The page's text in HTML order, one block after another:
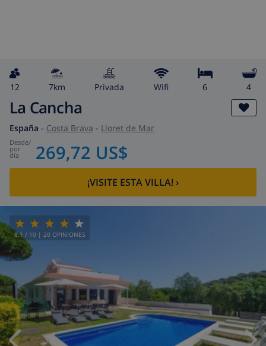
12 7km privada wifi 6 4
La Cancha
España - Costa Brava - Lloret de Mar
desde/
por
día 269,72 US$
¡VISITE ESTA VILLA! ›
8.1 / 10 | 20 OPINIONES